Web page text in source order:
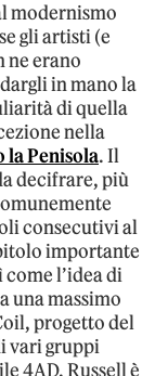
modernismo
gli artisti (e
ne erano
in mano la
di quella
nella
la Penisola. Il
decifrare, più
consecutivi al
importante
l’idea di
una massimo
progetto del
vari gruppi
4AD. Russell è